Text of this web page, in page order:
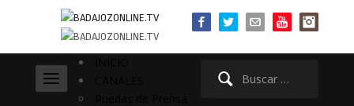
Buscar: